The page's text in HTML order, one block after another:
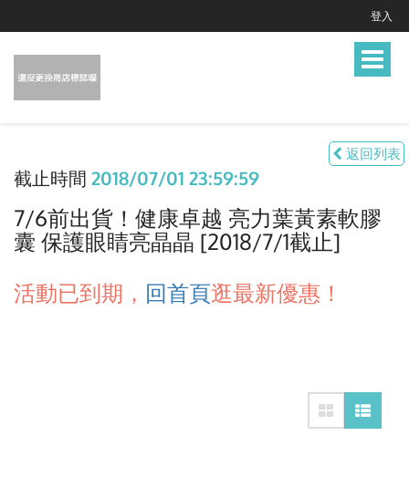
登入
Toggle
返回列表
截止時間 2018/07/01 23:59:59
7/6前出貨！健康卓越 亮力葉黃素軟膠
囊 保護眼睛亮晶晶 [2018/7/1截止]
活動已到期， 回首頁逛最新優惠！